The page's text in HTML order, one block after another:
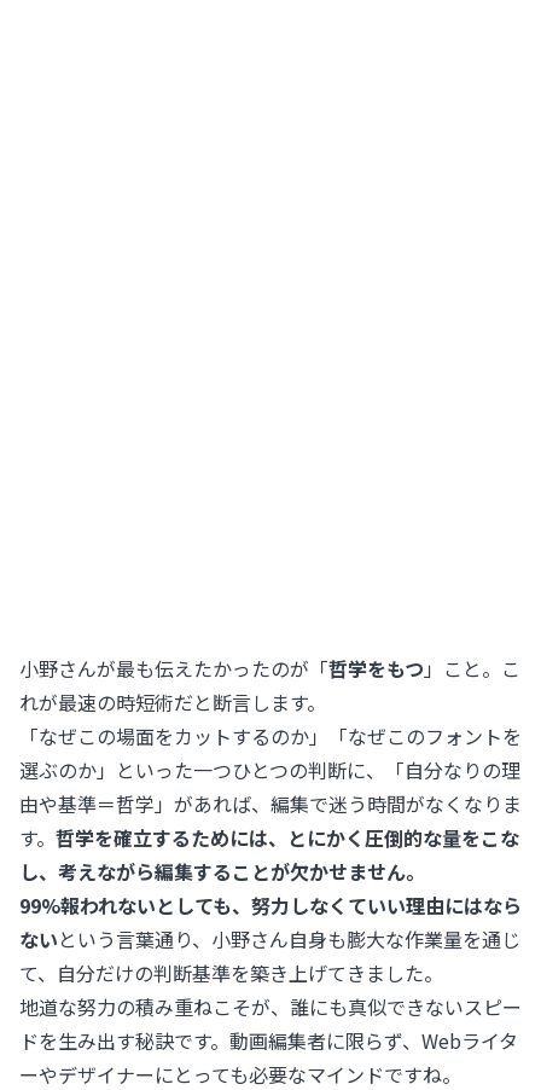
小野さんが最も伝えたかったのが「哲学をもつ 」こと。こ
れが最速の時短術だと断言します。
「なぜこの場面をカットするのか」「なぜこのフォントを
選ぶのか」といった一つひとつの判断に、「自分なりの理
由や基準＝哲学」があれば、編集で迷う時間がなくなりま
す。 哲学を確立するためには、とにかく圧倒的な量をこな
し、考えながら編集することが欠かせません。
99%報われないとしても、努力しなくていい理由にはなら
ないという言葉通り、小野さん自身も膨大な作業量を通じ
て、自分だけの判断基準を築き上げてきました。
地道な努力の積み重ねこそが、誰にも真似できないスピー
ドを生み出す秘訣です。動画編集者に限らず、Webライタ
ーやデザイナーにとっても必要なマインドですね。